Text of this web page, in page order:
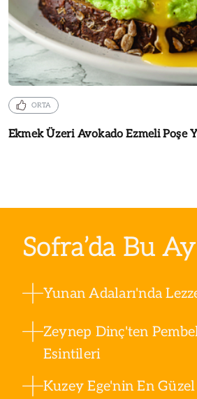
ORTA
Ekmek Üzeri Avokado Ezmeli Poşe
Sofra’da Bu Ay
Yunan Adaları'nda
Zeynep Dinç'ten
Esintileri
Kuzey Ege'nin En